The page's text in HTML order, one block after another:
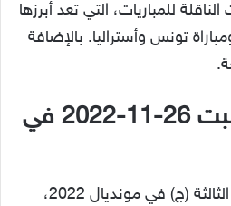
والقنوات الناقلة للمباريات، التي تعد أبرزها
تونس وأستراليا. بالإضافة
مباريات اليوم السبت 26-11-2022 في
تنطلق مباريات المجموعة الثالثة (ج) في مونديال 2022،